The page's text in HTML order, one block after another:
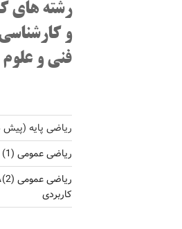
رشته های
و
فنی و علوم
ریاضی پایه (پیش
ریاضی عمومی (1)
کاربردی